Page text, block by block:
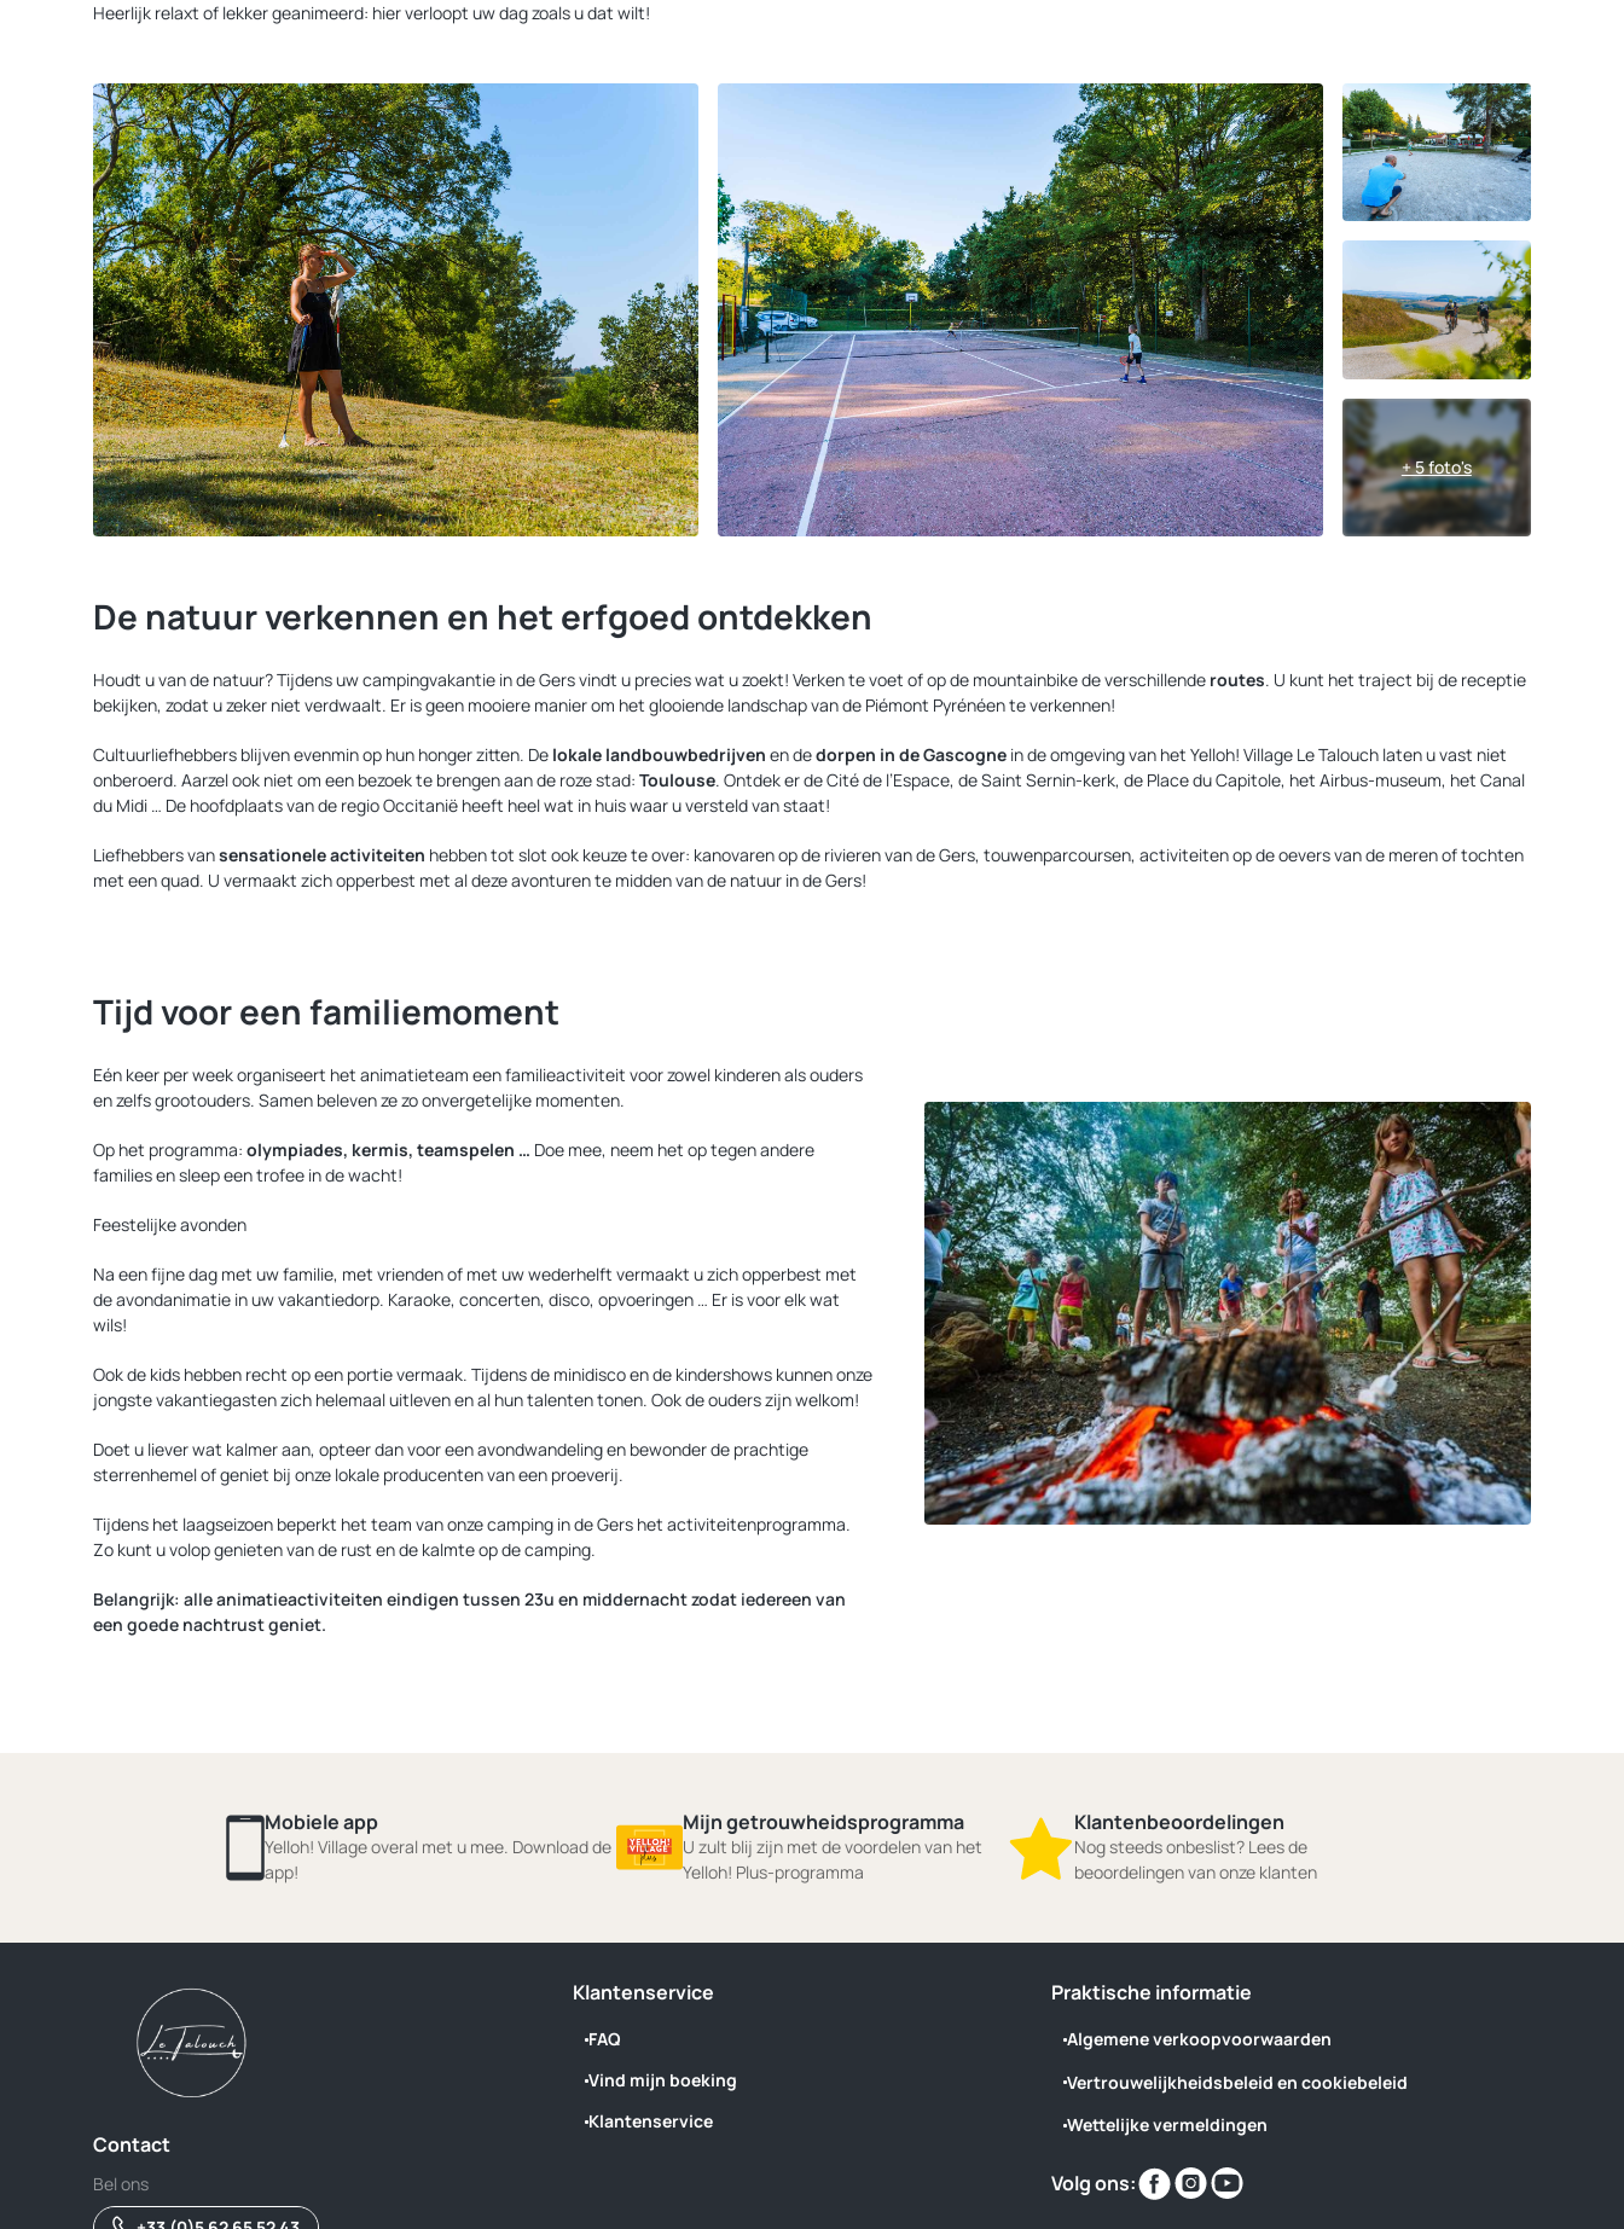
Heerlijk relaxt of lekker geanimeerd: hier verloopt uw dag zoals u dat wilt!
+ 5 foto's
De natuur verkennen en het erfgoed ontdekken
Houdt u van de natuur? Tijdens uw campingvakantie in de Gers vindt u precies wat u zoekt! Verken te voet of op de mountainbike de verschillende routes. U kunt het traject bij de receptie
bekijken, zodat u zeker niet verdwaalt. Er is geen mooiere manier om het glooiende landschap van de Piémont Pyrénéen te verkennen!
Cultuurliefhebbers blijven evenmin op hun honger zitten. De lokale landbouwbedrijven en dedorpen in de Gascogne in de omgeving van het Yelloh! Village Le Talouch laten u vast niet
onberoerd. Aarzel ook niet om een bezoek te brengen aan de roze stad: Toulouse. Ontdek er de Cité de l’Espace, de Saint Sernin-kerk, de Place du Capitole, het Airbus-museum, het Canal
du Midi … De hoofdplaats van de regio Occitanië heeft heel wat in huis waar u versteld van staat!
Liefhebbers vansensationele activiteiten hebben tot slot ook keuze te over: kanovaren op de rivieren van de Gers, touwenparcoursen, activiteiten op de oevers van de meren of tochten
met een quad. U vermaakt zich opperbest met al deze avonturen te midden van de natuur in de Gers!
Tijd voor een familiemoment
Eén keer per week organiseert het animatieteam een familieactiviteit voor zowel kinderen als ouders
en zelfs grootouders. Samen beleven ze zo onvergetelijke momenten.
Op het programma: olympiades, kermis, teamspelen … Doe mee, neem het op tegen andere
families en sleep een trofee in de wacht!
Feestelijke avonden
Na een fijne dag met uw familie, met vrienden of met uw wederhelft vermaakt u zich opperbest met
de avondanimatie in uw vakantiedorp. Karaoke, concerten, disco, opvoeringen … Er is voor elk wat
wils!
Ook de kids hebben recht op een portie vermaak. Tijdens de minidisco en de kindershows kunnen onze
jongste vakantiegasten zich helemaal uitleven en al hun talenten tonen. Ook de ouders zijn welkom!
Doet u liever wat kalmer aan, opteer dan voor een avondwandeling en bewonder de prachtige
sterrenhemel of geniet bij onze lokale producenten van een proeverij.
Tijdens het laagseizoen beperkt het team van onze camping in de Gers het activiteitenprogramma.
Zo kunt u volop genieten van de rust en de kalmte op de camping.
Belangrijk: alle animatieactiviteiten eindigen tussen 23u en middernacht zodat iedereen van
een goede nachtrust geniet.
Mobiele app
Yelloh! Village overal met u mee. Download de
app!
Mijn getrouwheidsprogramma
U zult blij zijn met de voordelen van het
Yelloh! Plus-programma
Klantenbeoordelingen
Nog steeds onbeslist? Lees de
beoordelingen van onze klanten
Contact
Bel ons
Klantenservice
FAQ
Vind mijn boeking
Klantenservice
Praktische informatie
Algemene verkoopvoorwaarden
Vertrouwelijkheidsbeleid en cookiebeleid
Wettelijke vermeldingen
Volg ons:
Vind
ons
Vind
ons